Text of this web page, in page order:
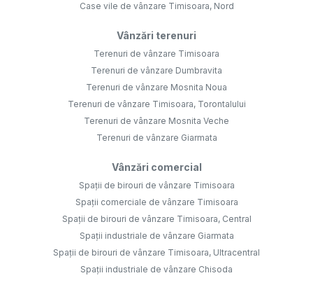
Case vile de vânzare Timisoara, Nord
Vânzări terenuri
Terenuri de vânzare Timisoara
Terenuri de vânzare Dumbravita
Terenuri de vânzare Mosnita Noua
Terenuri de vânzare Timisoara, Torontalului
Terenuri de vânzare Mosnita Veche
Terenuri de vânzare Giarmata
Vânzări comercial
Spații de birouri de vânzare Timisoara
Spații comerciale de vânzare Timisoara
Spații de birouri de vânzare Timisoara, Central
Spații industriale de vânzare Giarmata
Spații de birouri de vânzare Timisoara, Ultracentral
Spații industriale de vânzare Chisoda